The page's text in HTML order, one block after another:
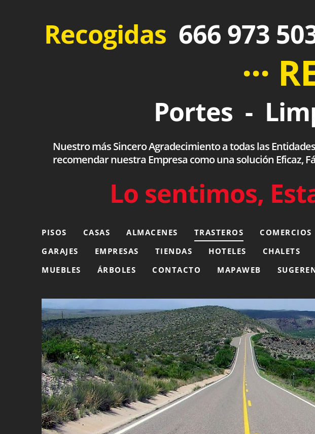
Recogidas 666 973
···
Portes -
Nuestro más Sincero Agradecimiento a todas las
recomendar nuestra Empresa como una solución Eficaz,
Lo sentimos,
PISOS CASAS ALMACENES TRASTEROS COMERCIOS
GARAJES
EMPRESAS TIENDAS HOTELES CHALETS
MUEBLES
ÁRBOLES CONTACTO MAPAWEB